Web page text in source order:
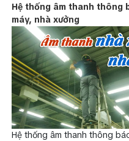
Hệ thống âm thanh thông
máy, nhà xưởng
Hệ thống âm thanh thông